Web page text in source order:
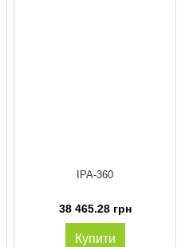
IPA-360
38 465.28 грн
Купити